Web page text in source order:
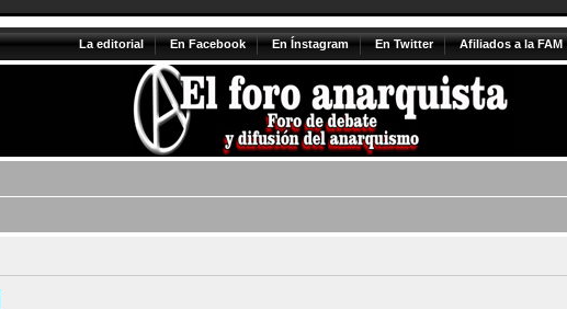
La editorial En Facebook En Ínstagram En Twitter Afiliados a la FAM